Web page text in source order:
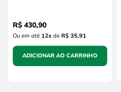
R$ 430,90
Ou em até 12xde R$ 35,91
ADICIONAR AO CARRINHO